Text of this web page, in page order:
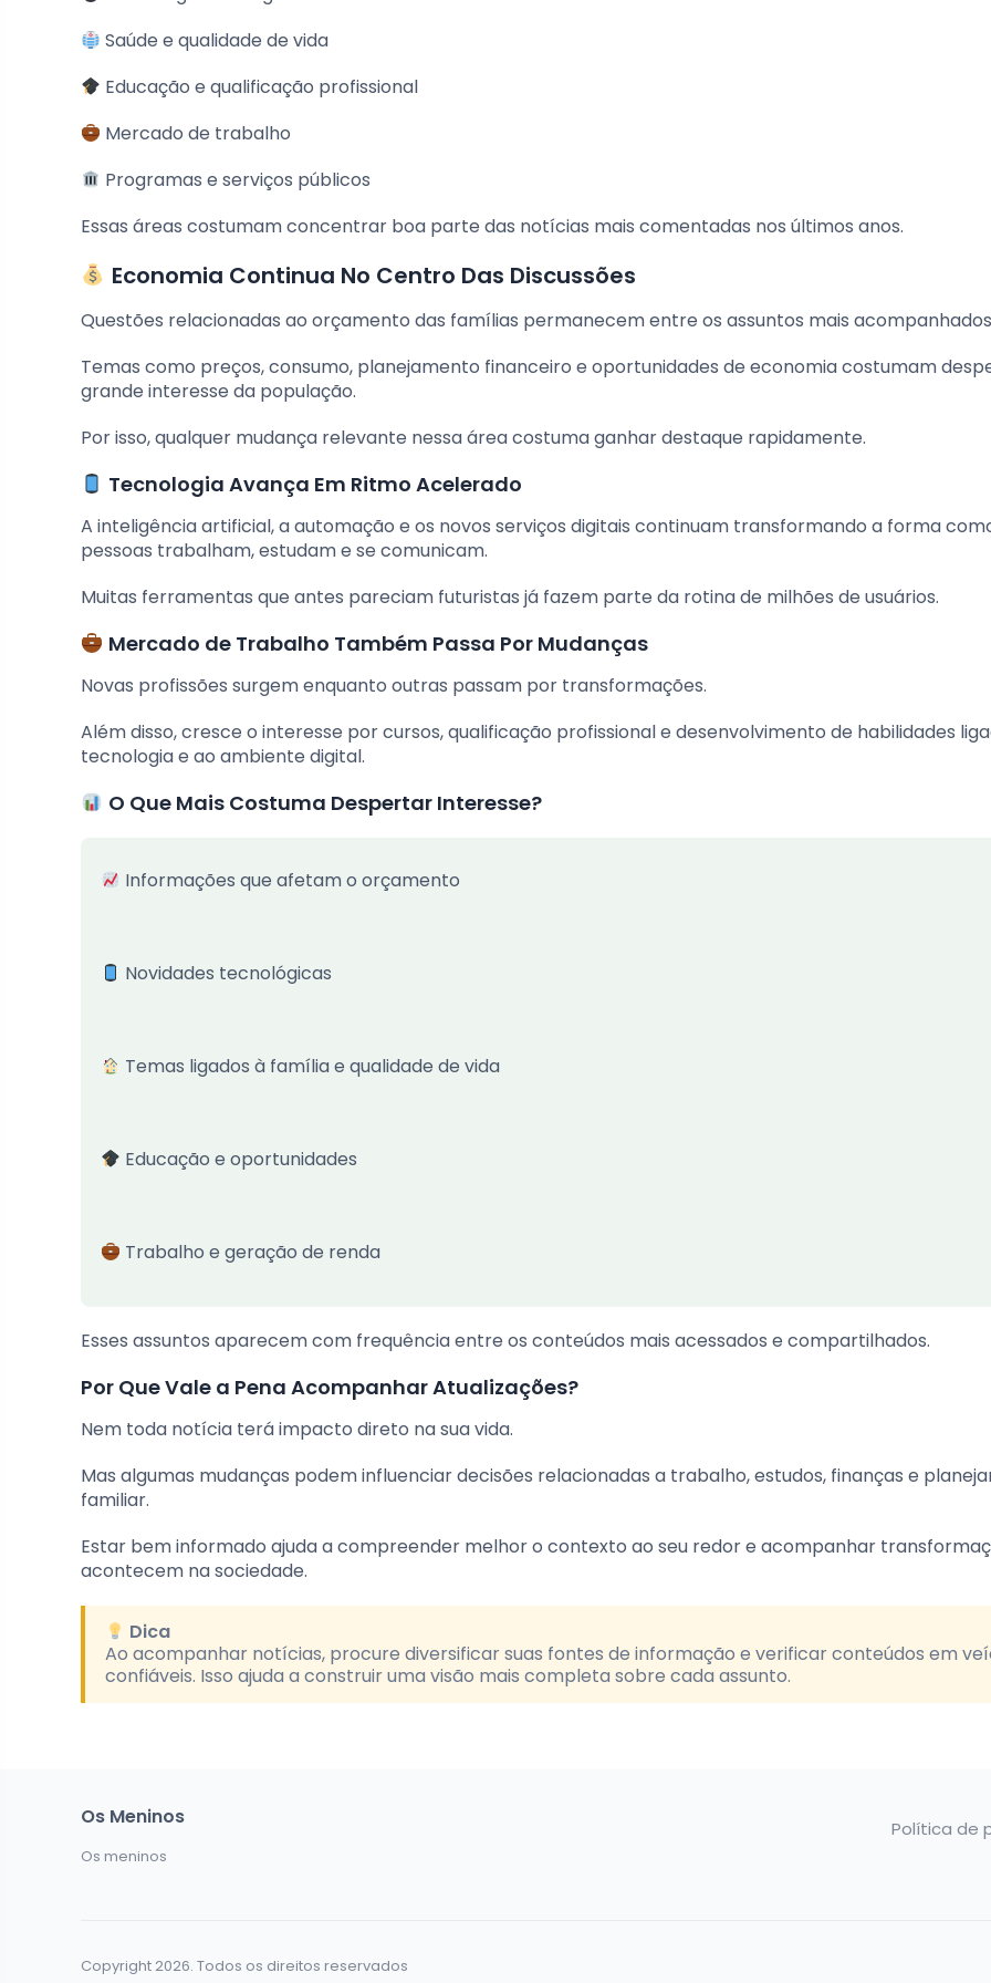
Saúde e qualidade de vida
Educação e qualificação profissional
Mercado de trabalho
Programas e serviços públicos
Essas áreas costumam concentrar boa parte das notícias mais comentadas nos últimos anos.
Economia Continua No Centro Das Discussões
Questões relacionadas ao orçamento das famílias permanecem entre os assuntos mais
Temas como preços, consumo, planejamento financeiro e oportunidades de economia costumam
grande interesse da população.
Por isso, qualquer mudança relevante nessa área costuma ganhar destaque rapidamente.
Tecnologia Avança Em Ritmo Acelerado
A inteligência artificial, a automação e os novos serviços digitais continuam transformando a forma
pessoas trabalham, estudam e se comunicam.
Muitas ferramentas que antes pareciam futuristas já fazem parte da rotina de milhões de usuários.
Mercado de Trabalho Também Passa Por Mudanças
Novas profissões surgem enquanto outras passam por transformações.
Além disso, cresce o interesse por cursos, qualificação profissional e desenvolvimento de habilidades
tecnologia e ao ambiente digital.
O Que Mais Costuma Despertar Interesse?
Informações que afetam o orçamento
Novidades tecnológicas
Temas ligados à família e qualidade de vida
Educação e oportunidades
Trabalho e geração de renda
Esses assuntos aparecem com frequência entre os conteúdos mais acessados e compartilhados.
Por Que Vale a Pena Acompanhar Atualizações?
Nem toda notícia terá impacto direto na sua vida.
Mas algumas mudanças podem influenciar decisões relacionadas a trabalho, estudos, finanças e
familiar.
Estar bem informado ajuda a compreender melhor o contexto ao seu redor e acompanhar
acontecem na sociedade.
Dica
Ao acompanhar notícias, procure diversificar suas fontes de informação e verificar conteúdos em
confiáveis. Isso ajuda a construir uma visão mais completa sobre cada assunto.
Os Meninos
Os meninos
Política de
Copyright 2026. Todos os direitos reservados